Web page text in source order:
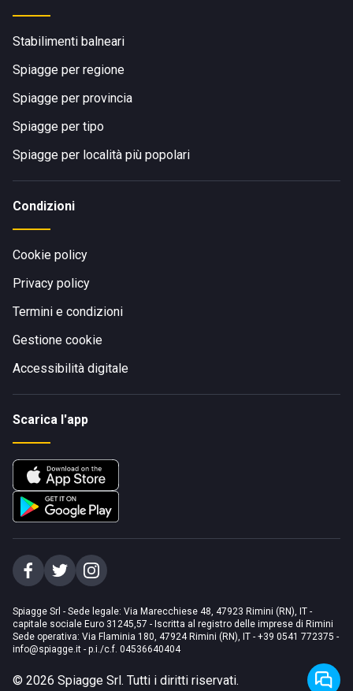
Stabilimenti balneari
Spiagge per regione
Spiagge per provincia
Spiagge per tipo
Spiagge per località più popolari
Condizioni
Cookie policy
Privacy policy
Termini e condizioni
Gestione cookie
Accessibilità digitale
Scarica l'app
Spiagge Srl - Sede legale: Via Marecchiese 48, 47923 Rimini (RN), IT -
capitale sociale Euro 31245,57 - Iscritta al registro delle imprese di Rimini
Sede operativa: Via Flaminia 180, 47924 Rimini (RN), IT - +39 0541 772375 -
info@spiagge.it - p.i./c.f. 04536640404
© 2026 Spiagge Srl. Tutti i diritti riservati.